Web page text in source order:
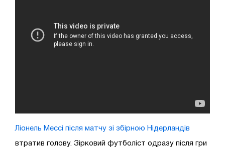
Ліонель Мессі після матчу зі збірною Нідерландів
втратив голову. Зірковий футболіст одразу після гри